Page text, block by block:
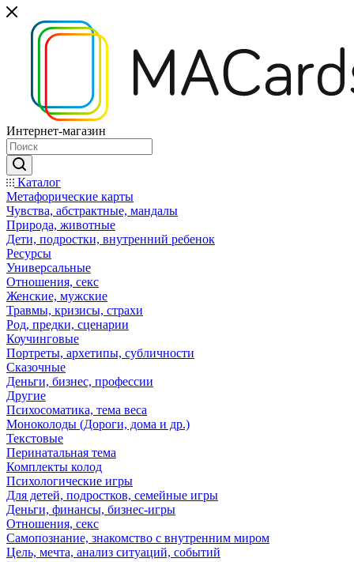
Интернет-магазин
Каталог
Mетафорические карты
Чувства, абстрактные, мандалы
Природа, животные
Дети, подростки, внутренний ребенок
Ресурсы
Универсальные
Отношения, секс
Женские, мужские
Травмы, кризисы, страхи
Род, предки, сценарии
Коучинговые
Портреты, архетипы, субличности
Сказочные
Деньги, бизнес, профессии
Другие
Психосоматика, тема веса
Моноколоды (Дороги, дома и др.)
Текстовые
Перинатальная тема
Комплекты колод
Психологические игры
Для детей, подростков, семейные игры
Деньги, финансы, бизнес-игры
Отношения, секс
Самопознание, знакомство с внутренним миром
Цель, мечта, анализ ситуаций, событий